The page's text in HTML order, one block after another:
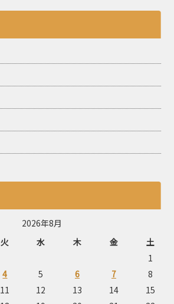
2026年8月
火 水 木 金
土
1
4 5 6 7
8
11 12 13 14
15